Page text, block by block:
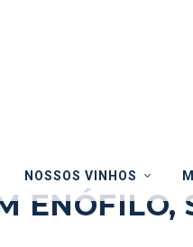
NOSSOS VINHOS
ENÓFILO,